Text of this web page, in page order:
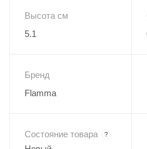
7 классических эффектов
Функция Trail On позволяет
образом затухать.
Вход: 2 х моно 1/4"
Высота см
5.1
Бренд
Flamma
Состояние товара ?